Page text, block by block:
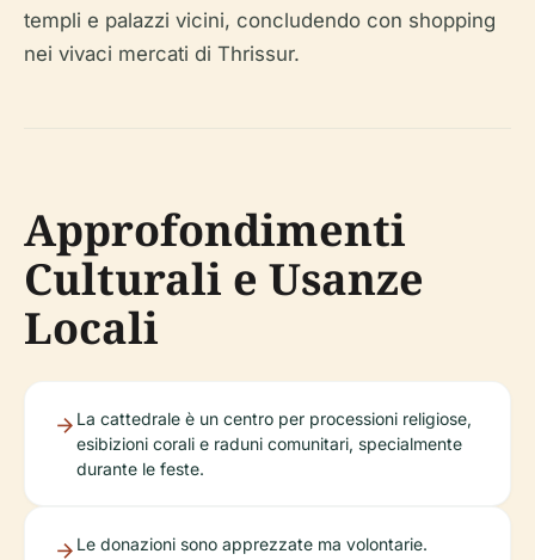
templi e palazzi vicini, concludendo con shopping
nei vivaci mercati di Thrissur.
Approfondimenti
Culturali e Usanze
Locali
La cattedrale è un centro per processioni religiose,
esibizioni corali e raduni comunitari, specialmente
durante le feste.
Le donazioni sono apprezzate ma volontarie.